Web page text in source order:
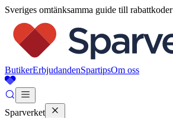
Sveriges omtänksamma guide till rabattkoder
ButikerErbjudandenSpartipsOm oss
Sparverket